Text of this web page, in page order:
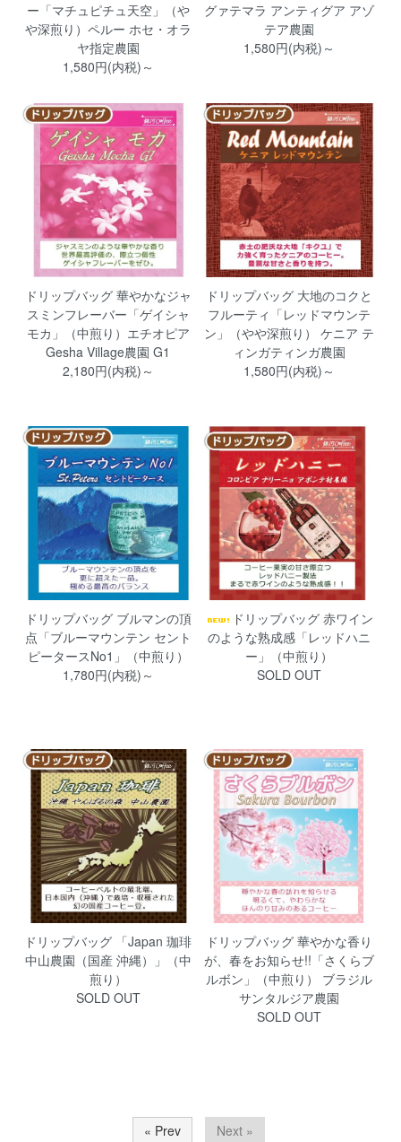
ー「マチュピチュ天空」（や
や深煎り）ペルー ホセ・オラ
ヤ指定農園
1,580円(内税)～
グァテマラ アンティグア アゾ
テア農園
1,580円(内税)～
ドリップバッグ 華やかなジャ
スミンフレーバー「ゲイシャ
モカ」（中煎り）エチオピア
Gesha Village農園 G1
2,180円(内税)～
ドリップバッグ 大地のコクと
フルーティ「レッドマウンテ
ン」（やや深煎り） ケニア テ
ィンガティンガ農園
1,580円(内税)～
ドリップバッグ ブルマンの頂
点「ブルーマウンテン セント
ピータースNo1」（中煎り）
1,780円(内税)～
ドリップバッグ 赤ワイン
のような熟成感「レッドハニ
ー」（中煎り）
SOLD OUT
ドリップバッグ 「Japan 珈琲
中山農園（国産 沖縄）」（中
煎り）
SOLD OUT
ドリップバッグ 華やかな香り
が、春をお知らせ!!「さくらブ
ルボン」（中煎り） ブラジル
サンタルジア農園
SOLD OUT
« Prev
Next »